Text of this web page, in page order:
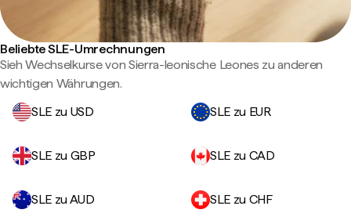
Beliebte SLE-Umrechnungen
Sieh Wechselkurse von Sierra-leonische Leones zu anderen
wichtigen Währungen.
SLE zu USD
SLE zu EUR
SLE zu GBP SLE zu CAD
SLE zu AUD SLE zu CHF